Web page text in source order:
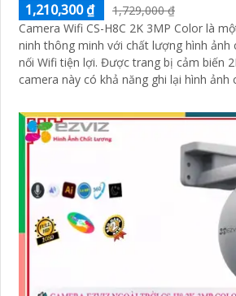
1,210,300 ₫
1,729,000 ₫
Camera Wifi CS-H8C 2K 3MP Color là
ninh thông minh với chất lượng hình ảnh
nối Wifi tiện lợi. Được trang bị cảm biến 2K 3MP Color,
camera này có khả năng ghi lại hình ảnh